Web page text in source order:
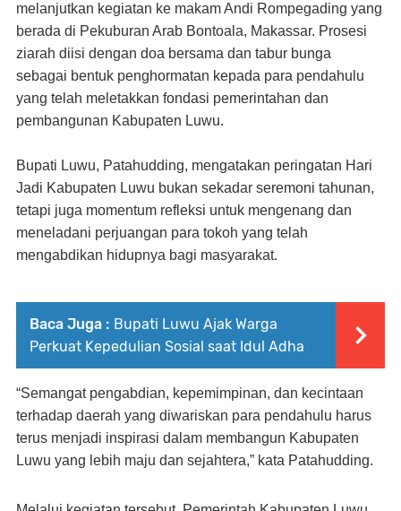
melanjutkan kegiatan ke makam Andi Rompegading yang
berada di Pekuburan Arab Bontoala, Makassar. Prosesi
ziarah diisi dengan doa bersama dan tabur bunga
sebagai bentuk penghormatan kepada para pendahulu
yang telah meletakkan fondasi pemerintahan dan
pembangunan Kabupaten Luwu.
Bupati Luwu, Patahudding, mengatakan peringatan Hari
Jadi Kabupaten Luwu bukan sekadar seremoni tahunan,
tetapi juga momentum refleksi untuk mengenang dan
meneladani perjuangan para tokoh yang telah
mengabdikan hidupnya bagi masyarakat.
Baca Juga : Bupati Luwu Ajak Warga
Perkuat Kepedulian Sosial saat Idul Adha
“Semangat pengabdian, kepemimpinan, dan kecintaan
terhadap daerah yang diwariskan para pendahulu harus
terus menjadi inspirasi dalam membangun Kabupaten
Luwu yang lebih maju dan sejahtera,” kata Patahudding.